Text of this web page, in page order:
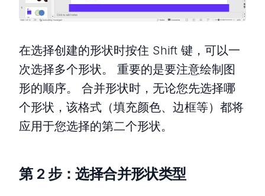
在选择创建的形状时按住 Shift 键，可以一
次选择多个形状。 重要的是要注意绘制图
形的顺序。 合并形状时，无论您先选择哪
个形状，该格式（填充颜色、边框等）都将
应用于您选择的第二个形状。
第 2 步：选择合并形状类型